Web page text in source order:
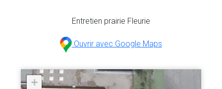
Entretien prairie Fleurie
Ouvrir avec Google Maps
+